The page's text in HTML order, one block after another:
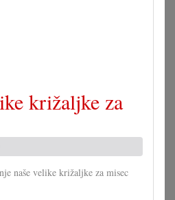
križaljke za
naše velike križaljke za misec